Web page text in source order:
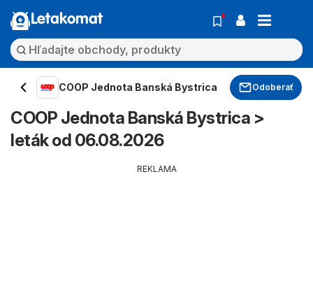
Letakomat
COOP Jednota Banská Bystrica Odoberať
COOP Jednota Banská Bystrica >
leták od 06.08.2026
REKLAMA